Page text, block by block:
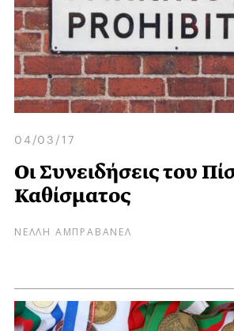
04/03/17
Οι Συνειδήσεις του
Καθίσματος
ΝΕΛΛΗ ΑΜΠΡΑΒΑΝΕΛ